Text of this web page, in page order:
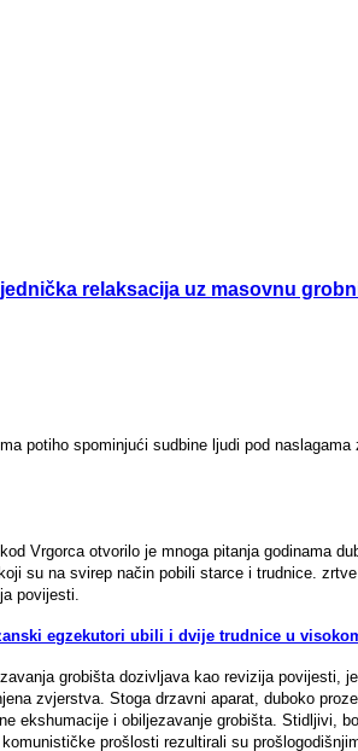
relaksacija uz masovnu
potiho spominjući sudbine ljudi pod
Vrgorca otvorilo je mnoga pitanja godinama
su na svirep način pobili starce i trudnice.
povijesti.
egzekutori ubili i dvije trudnice u
grobišta dozivljava kao revizija povijesti,
zvjerstva. Stoga drzavni aparat, duboko
ekshumacije i obiljezavanje grobišta. Stidljivi,
prošlosti rezultirali su